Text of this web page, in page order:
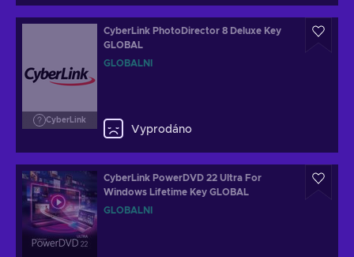
CyberLink
CyberLink PhotoDirector 8 Deluxe Key
GLOBAL
GLOBÁLNÍ
Vyprodáno
CyberLink PowerDVD 22 Ultra For
Windows Lifetime Key GLOBAL
GLOBÁLNÍ